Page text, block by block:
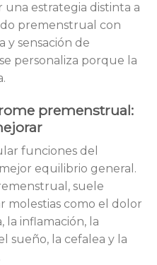
estrategia distinta a
premenstrual con
y sensación de
personaliza porque la
premenstrual:
funciones del
equilibrio general.
suele
molestias como el dolor
la inflamación, la
sueño, la cefalea y la